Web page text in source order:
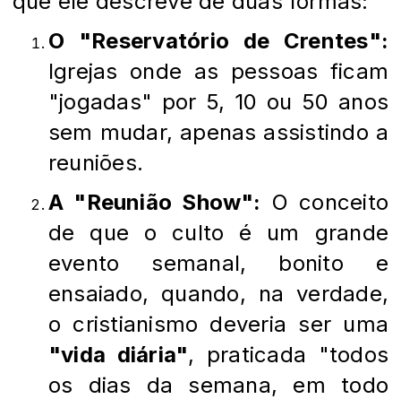
O "Reservatório de Crentes":
Igrejas onde as pessoas ficam
"jogadas" por 5, 10 ou 50 anos
sem mudar, apenas assistindo a
reuniões.
A "Reunião Show": O conceito
de que o culto é um grande
evento semanal, bonito e
ensaiado, quando, na verdade,
o cristianismo deveria ser uma
"vida diária", praticada "todos
os dias da semana, em todo